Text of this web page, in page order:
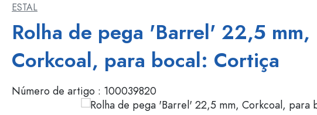
Recipiente de armazenamento
Louça de mesa
Embalagens cosméticas
Garrafas por marca
Garrafas WECK
Garrafas com tampa mecânica
ESTAL
Rolha de pega 'Barrel' 22,5 mm,
Corkcoal, para bocal: Cortiça
Número de artigo : 100039820